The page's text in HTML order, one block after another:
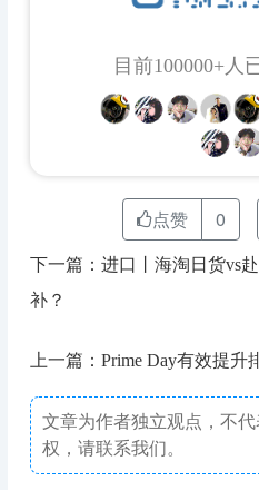
目前100000+人
点赞 0
下一篇：进口丨海淘日货vs
补？
上一篇：Prime Day有效提
文章为作者独立观点，不
权，请联系我们。